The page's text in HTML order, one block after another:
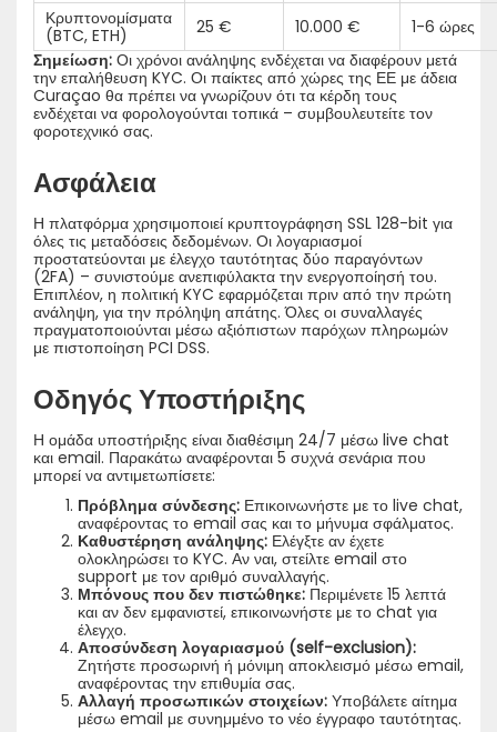
Κρυπτονομίσματα
(BTC, ETH)
25 € 10.000 €
1-6 ώρες
Σημείωση: Οι χρόνοι ανάληψης ενδέχεται να διαφέρουν μετά
την επαλήθευση KYC. Οι παίκτες από χώρες της ΕΕ με άδεια
Curaçao θα πρέπει να γνωρίζουν ότι τα κέρδη τους
ενδέχεται να φορολογούνται τοπικά – συμβουλευτείτε τον
φοροτεχνικό σας.
Ασφάλεια
Η πλατφόρμα χρησιμοποιεί κρυπτογράφηση SSL 128-bit για
όλες τις μεταδόσεις δεδομένων. Οι λογαριασμοί
προστατεύονται με έλεγχο ταυτότητας δύο παραγόντων
(2FA) – συνιστούμε ανεπιφύλακτα την ενεργοποίησή του.
Επιπλέον, η πολιτική KYC εφαρμόζεται πριν από την πρώτη
ανάληψη, για την πρόληψη απάτης. Όλες οι συναλλαγές
πραγματοποιούνται μέσω αξιόπιστων παρόχων πληρωμών
με πιστοποίηση PCI DSS.
Οδηγός Υποστήριξης
Η ομάδα υποστήριξης είναι διαθέσιμη 24/7 μέσω live chat
και email. Παρακάτω αναφέρονται 5 συχνά σενάρια που
μπορεί να αντιμετωπίσετε:
Πρόβλημα σύνδεσης: Επικοινωνήστε με το live chat,
αναφέροντας το email σας και το μήνυμα σφάλματος.
Καθυστέρηση ανάληψης: Ελέγξτε αν έχετε
ολοκληρώσει το KYC. Αν ναι, στείλτε email στο
support με τον αριθμό συναλλαγής.
Μπόνους που δεν πιστώθηκε: Περιμένετε 15 λεπτά
και αν δεν εμφανιστεί, επικοινωνήστε με το chat για
έλεγχο.
Αποσύνδεση λογαριασμού (self-exclusion):
Ζητήστε προσωρινή ή μόνιμη αποκλεισμό μέσω email,
αναφέροντας την επιθυμία σας.
Αλλαγή προσωπικών στοιχείων: Υποβάλετε αίτημα
μέσω email με συνημμένο το νέο έγγραφο ταυτότητας.